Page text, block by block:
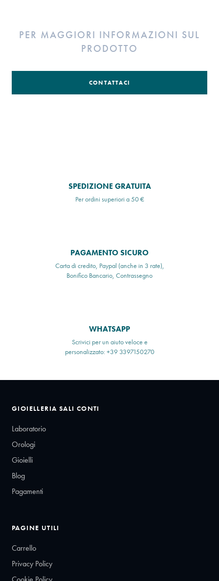
PER MAGGIORI INFORMAZIONI SUL
PRODOTTO
CONTATTACI
SPEDIZIONE GRATUITA
Per ordini superiori a 50 €
PAGAMENTO SICURO
Carta di credito, Paypal (anche in 3 rate),
Bonifico Bancario, Contrassegno
WHATSAPP
Scrivici per un aiuto veloce e
personalizzato: +39 3397150270
GIOIELLERIA SALI CONTI
Laboratorio
Orologi
Gioielli
Blog
Pagamenti
PAGINE UTILI
Carrello
Privacy Policy